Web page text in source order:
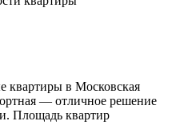
квартиры в Московская
— отличное решение
Площадь квартир